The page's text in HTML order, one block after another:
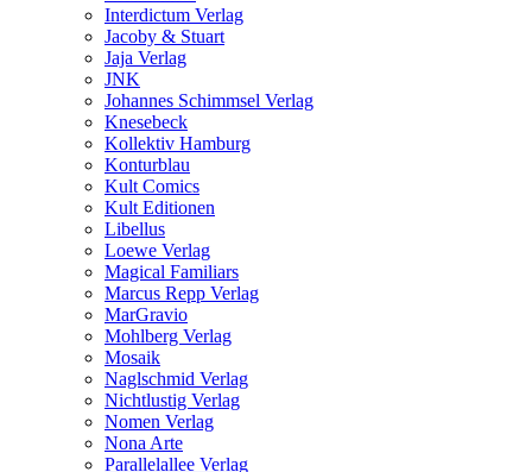
Interdictum Verlag
Jacoby & Stuart
Jaja Verlag
JNK
Johannes Schimmsel Verlag
Knesebeck
Kollektiv Hamburg
Konturblau
Kult Comics
Kult Editionen
Libellus
Loewe Verlag
Magical Familiars
Marcus Repp Verlag
MarGravio
Mohlberg Verlag
Mosaik
Naglschmid Verlag
Nichtlustig Verlag
Nomen Verlag
Nona Arte
Parallelallee Verlag